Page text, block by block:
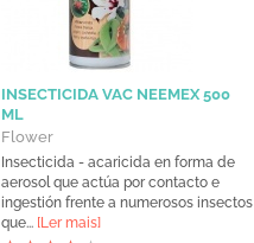
INSECTICIDA VAC NEEMEX 500
ML
Flower
Insecticida - acaricida en forma de
aerosol que actúa por contacto e
ingestión frente a numerosos insectos
que... [Ler mais]